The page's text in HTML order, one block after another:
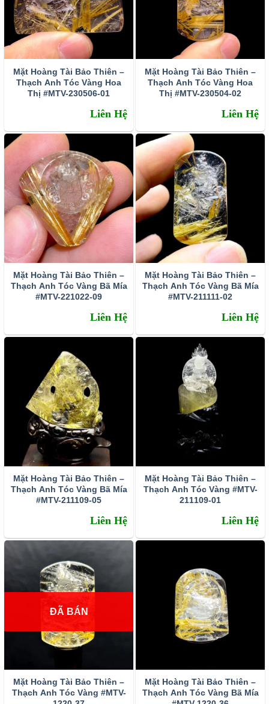
Mặt Hoàng Tài Bảo Thiên –
Thạch Anh Tóc Vàng Hoa
Thị #MTV-230506-01
Liên Hệ
Mặt Hoàng Tài Bảo Thiên –
Thạch Anh Tóc Vàng Hoa
Thị #MTV-230504-02
Liên Hệ
Mặt Hoàng Tài Bảo Thiên –
Thạch Anh Tóc Vàng Bã Mía
#MTV-221022-09
Liên Hệ
Mặt Hoàng Tài Bảo Thiên –
Thạch Anh Tóc Vàng Bã Mía
#MTV-211111-02
Liên Hệ
Mặt Hoàng Tài Bảo Thiên –
Thạch Anh Tóc Vàng Bã Mía
#MTV-211109-05
Liên Hệ
Mặt Hoàng Tài Bảo Thiên –
Thạch Anh Tóc Vàng #MTV-
211109-01
Liên Hệ
ĐÃ BÁN
Mặt Hoàng Tài Bảo Thiên –
Thạch Anh Tóc Vàng #MTV-
Mặt Hoàng Tài Bảo Thiên –
Thạch Anh Tóc Vàng Bã Mía